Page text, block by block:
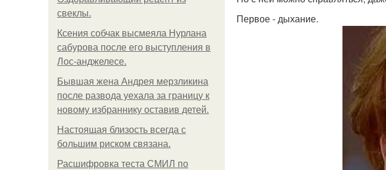
свеклы.
Ксения собчак высмеяла Нурлана
сабурова после его выступления в
Лос-анджелесе.
Бывшая жена Андрея мерзликина
после развода уехала за границу к
новому избраннику оставив детей.
Hacтоящая близость всегда с
большим риском связана.
Расшифровка теста СМИЛ по
Первое - дыхание.